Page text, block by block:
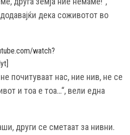
дека соживотот во
watch?
почитуваат нас, ние нив, не се
и тоа е тоа…“, вели една
други се сметаат за нивни.